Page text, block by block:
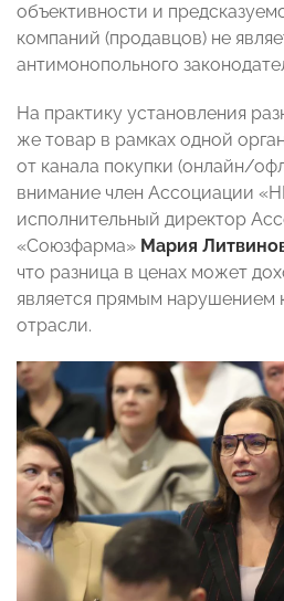
объективности и
компаний (продавцов) не
антимонопольного
На практику установления
же товар в рамках одной
от канала покупки (онлайн/
внимание член Ассоциации
исполнительный директор
«Союзфарма» Мария
что разница в ценах может
является прямым нарушением
отрасли.